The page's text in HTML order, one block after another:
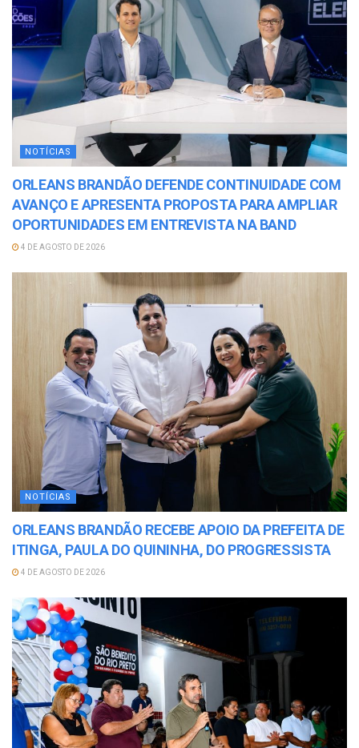
NOTÍCIAS
ORLEANS BRANDÃO DEFENDE CONTINUIDADE COM
AVANÇO E APRESENTA PROPOSTA PARA AMPLIAR
OPORTUNIDADES EM ENTREVISTA NA BAND
4 DE AGOSTO DE 2026
NOTÍCIAS
ORLEANS BRANDÃO RECEBE APOIO DA PREFEITA DE
ITINGA, PAULA DO QUININHA, DO PROGRESSISTA
4 DE AGOSTO DE 2026